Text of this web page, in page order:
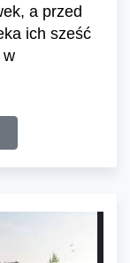
a przed
ich sześć
w